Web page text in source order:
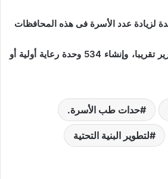
بمقدار 5 آلاف و500 سرير تقريبا، وإنشاء 534 وحدة رعاية أولية أو
حدات طب الأسرة.
لتطوير البنية التحتية